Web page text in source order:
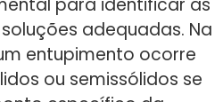
para identificar as
adequadas. Na
entupimento ocorre
ou semissólidos se